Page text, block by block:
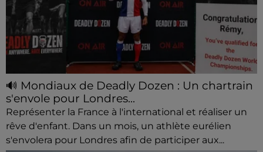
🔊 Mondiaux de Deadly Dozen : Un chartrain
s'envole pour Londres...
Représenter la France à l'international et réaliser un
rêve d'enfant. Dans un mois, un athlète eurélien
s'envolera pour Londres afin de participer aux...